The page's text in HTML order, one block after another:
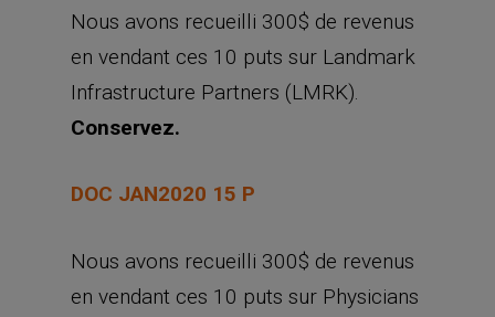
Nous avons recueilli 300$ de revenus
en vendant ces 10 puts sur Landmark
Infrastructure Partners (LMRK).
Conservez.
DOC JAN2020 15 P
Nous avons recueilli 300$ de revenus
en vendant ces 10 puts sur Physicians